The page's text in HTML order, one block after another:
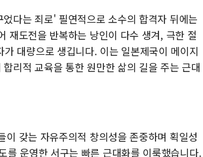
다는 죄로' 필연적으로 소수의 합격자 뒤에는
재도전을 반복하는 낭인이 다수 생겨, 극한 절
대량으로 생깁니다. 이는 일본제국이 메이지
리적 교육을 통한 원만한 삶의 길을 주는 근대
갖는 자유주의적 창의성을 존중하며 획일성
를 운영한 서구는 빠른 근대화를 이룩했습니다.